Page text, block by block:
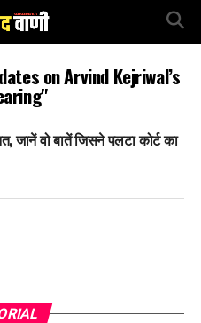
on Arvind Kejriwal’s
जानें वो बातें जिसने पलटा कोर्ट का